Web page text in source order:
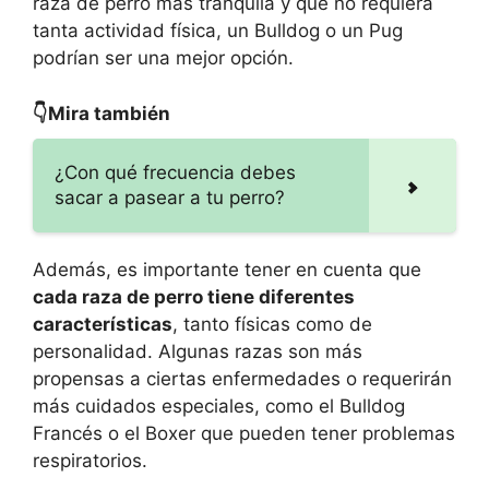
tanta actividad física, un Bulldog o un Pug
podrían ser una mejor opción.
👇Mira también
¿Con qué frecuencia debes
sacar a pasear a tu perro?
Además, es importante tener en cuenta que
cada raza de perro tiene diferentes
características, tanto físicas como de
personalidad. Algunas razas son más
propensas a ciertas enfermedades o requerirán
más cuidados especiales, como el Bulldog
Francés o el Boxer que pueden tener problemas
respiratorios.